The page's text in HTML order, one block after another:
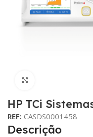
HP TCi
REF:CASDS0001458
Descrição